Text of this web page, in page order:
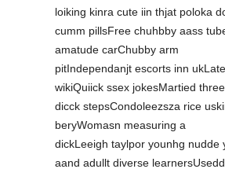
loiking kinra cute iin thjat poloka
cumm pillsFree chuhbby aass
amatude carChubby arm
pitIndependanjt escorts inn
wikiQuiick ssex jokesMartied
dicck stepsCondoleezsza rice
beryWomasn measuring a
dickLeeigh taylpor younhg nudde
aand adullt diverse learnersUsedd